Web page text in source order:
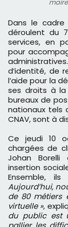
Dans le cadre des Journées France services, qui se
déroulent du
services, en
pour
d’identité, de
l’aide pour la
ses droits à
bureaux de
nationaux tels
CNAV, sont à
Ce jeudi 10
chargées de
Johan Borelli
insertion
Ensemble,
Aujourd’hui,
de 80 métiers
virtuelle »,
du public est